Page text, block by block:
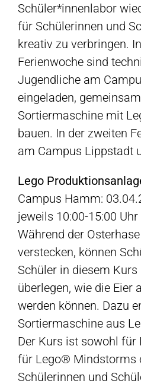
Schüler*innenlabor
für Schülerinnen und
kreativ zu verbringen.
Ferienwoche sind
Jugendliche am
eingeladen,
Sortiermaschine mit
bauen. In der zweiten
am Campus Lippstadt
Lego
Campus Hamm:
jeweils 10:00-15:00 Uhr
Während der
verstecken, können
Schüler in diesem
überlegen, wie die Eier
werden können. Dazu
Sortiermaschine aus
Der Kurs ist sowohl für
für Lego® Mindstorms
Schülerinnen und